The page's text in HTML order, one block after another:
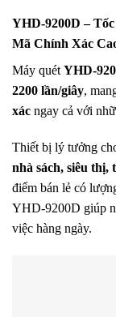
YHD-9200D –
Mã Chính Xác
Máy quét YHD-
2200 lần/giây,
xác ngay cả với
Thiết bị lý tưởng
nhà sách, siêu
điểm bán lẻ có
YHD-9200D giúp
việc hàng ngày.